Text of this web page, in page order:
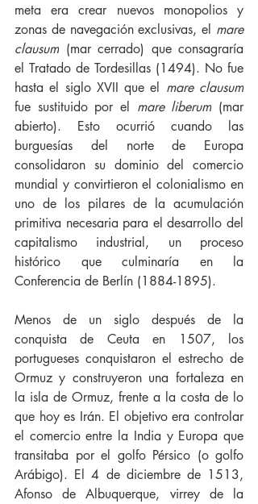
meta era crear nuevos monopolios y
zonas de navegación exclusivas, el mare
clausum (mar cerrado) que consagraría
el Tratado de Tordesillas (1494). No fue
hasta el siglo XVII que el mare clausum
fue sustituido por el mare liberum (mar
abierto). Esto ocurrió cuando las
burguesías del norte de Europa
consolidaron su dominio del comercio
mundial y convirtieron el colonialismo en
uno de los pilares de la acumulación
primitiva necesaria para el desarrollo del
capitalismo industrial, un proceso
histórico que culminaría en la
Conferencia de Berlín (1884-1895).
Menos de un siglo después de la
conquista de Ceuta en 1507, los
portugueses conquistaron el estrecho de
Ormuz y construyeron una fortaleza en
la isla de Ormuz, frente a la costa de lo
que hoy es Irán. El objetivo era controlar
el comercio entre la India y Europa que
transitaba por el golfo Pérsico (o golfo
Arábigo). El 4 de diciembre de 1513,
Afonso de Albuquerque, virrey de la